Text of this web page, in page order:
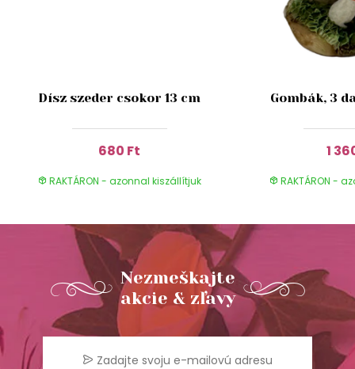
Dísz szeder csokor 13 cm
680 Ft
RAKTÁRON - azonnal kiszállítjuk
Gombák, 3
1
RAKTÁRON -
Nezmeškajte
akcie & zľavy